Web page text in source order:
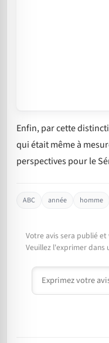
Enfin, par cette
qui était même à
perspectives pour le
ABC année homme
Votre avis sera publié
Veuillez l'exprimer dans
Commentaire